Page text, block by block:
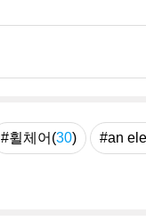
#휠체어(30) #an